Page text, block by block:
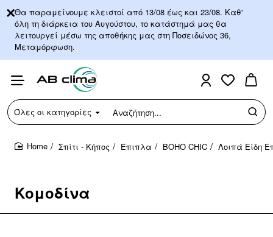
Θα παραμείνουμε κλειστοί από 13/08 έως και 23/08. Καθ'
όλη τη διάρκεια του Αυγούστου, το κατάστημά μας θα
λειτουργεί μέσω της αποθήκης μας στη Ποσειδώνος 36,
Μεταμόρφωση.
Όλες οι κατηγορίες
Αναζήτηση...
Κομοδίνα
Σπίτι - Κήπος Έπιπλα BOHO CHIC Λοιπά Είδη